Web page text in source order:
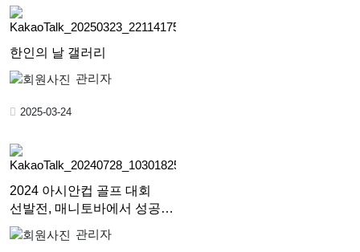
한인의 날 갤러리
관리자
2025-03-24
2024 아시안컵 골프 대회
선발전, 매니토바에서 성공…
관리자